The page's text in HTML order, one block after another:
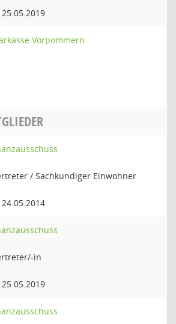
Vorpommern
/ Sachkundiger Einwohner
in